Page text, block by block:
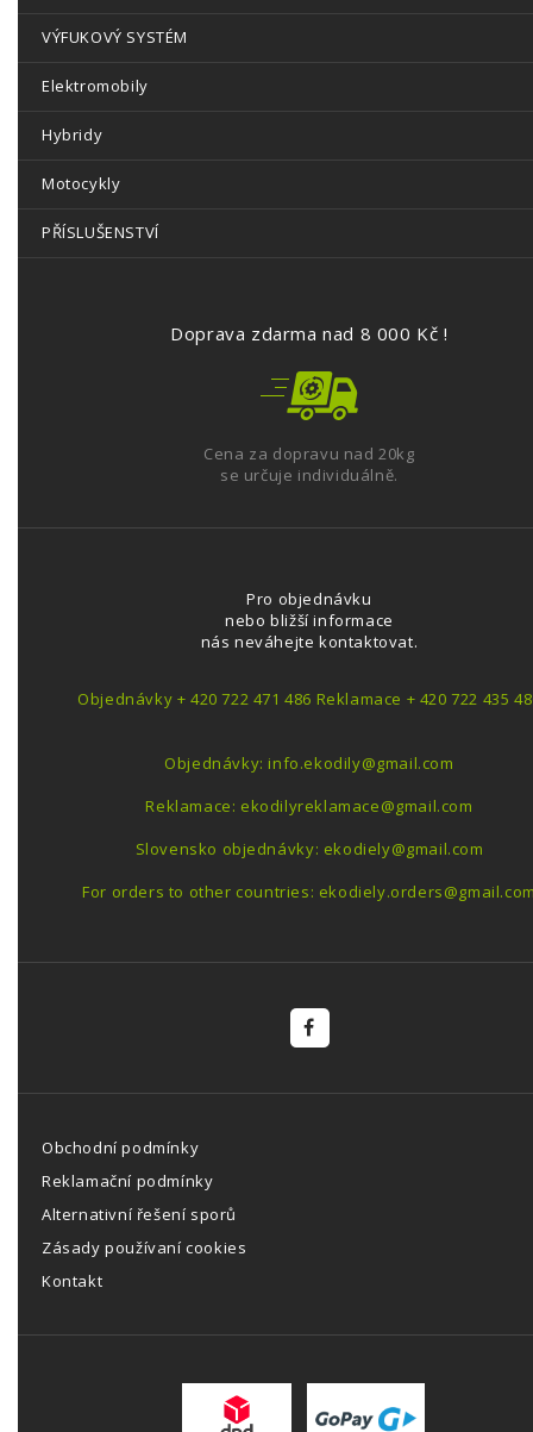
VÝFUKOVÝ SYSTÉM
Elektromobily
Hybridy
Motocykly
PŘÍSLUŠENSTVÍ
Doprava zdarma nad 8 000 Kč !
Cena za dopravu nad 20kg
se určuje individuálně.
Pro objednávku
nebo bližší informace
nás neváhejte kontaktovat.
Objednávky + 420 722 471 486 Reklamace + 420 722 435
Objednávky: info.ekodily@gmail.com
Reklamace: ekodilyreklamace@gmail.com
Slovensko objednávky: ekodiely@gmail.com
For orders to other countries:
Obchodní podmínky
Reklamační podmínky
Alternativní řešení sporů
Zásady používaní cookies
Kontakt